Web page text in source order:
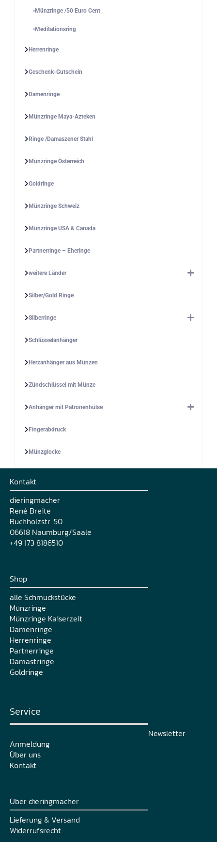
Münzringe /50 Euro Cent
Meditationsring
Herrenringe
Geschenk-Gutschein
Damenringe
Münzringe Maya-Azteken
Ringe /Damaszener Stahl
Münzringe Österreich
Goldringe
Münzringe Schweiz
Münzringe USA & Canada
Partnerringe – Eheringe
weitere Länder
Silber/Gold Ringe
Silberringe
Schlüsselanhänger
Herzanhänger aus Münzen
Zündschlüssel mit Münze
Anhänger mit Patronenhülse
Fingerabdruck
Münzglocke
Kontakt
dieringmacher
René Breite
Buchholzstr. 50
06618 Naumburg/Saale
+49 173 8186510
Shop
alle Schmuckstücke
Münzringe
Münzringe Kaiserzeit
Damenringe
Herrenringe
Partnerringe
Damastringe
Goldringe
Service
Newsletter
Anmeldung
Über uns
Kontakt
Über dieringmacher
Lieferung & Versand
Widerrufsrecht